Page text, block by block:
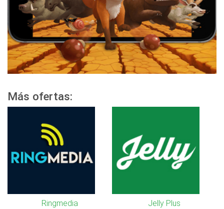
Más ofertas:
Ringmedia Jelly Plus